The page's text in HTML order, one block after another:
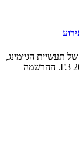
תעשיית הגיימינג,
פורסמו רשימות המשחקים שיופיעו בכנס E3 2021. ההרשמה